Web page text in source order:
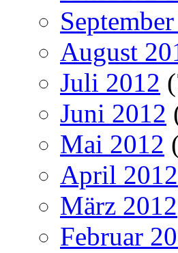
August
Juli 2012
Juni 2012
Mai 2012
April 2012
März 2012
Februar